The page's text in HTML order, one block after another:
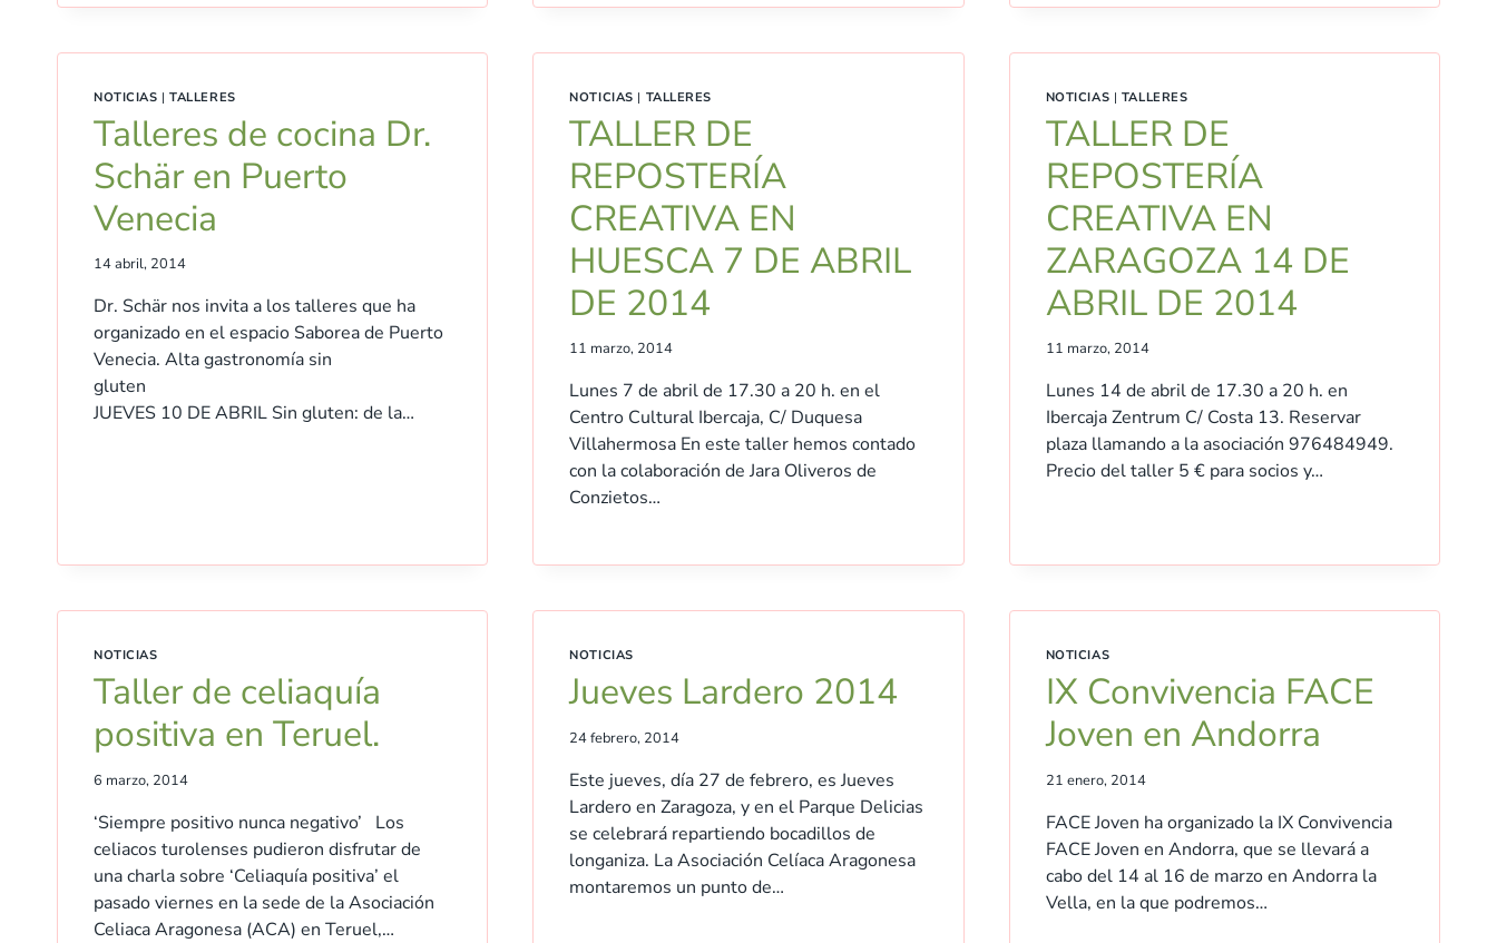
NOTICIAS |TALLERES
Talleres de cocina Dr.
Schär en Puerto
Venecia
14 abril, 2014
Dr. Schär nos invita a los talleres que ha
organizado en el espacio Saborea de Puerto
Venecia. Alta gastronomía sin
gluten
JUEVES 10 DE ABRIL Sin gluten: de la…
NOTICIAS | TALLERES
TALLER DE
REPOSTERÍA
CREATIVA EN
HUESCA 7 DE ABRIL
DE 2014
11 marzo, 2014
Lunes 7 de abril de 17.30 a 20 h. en el
Centro Cultural Ibercaja, C/ Duquesa
Villahermosa En este taller hemos contado
con la colaboración de Jara Oliveros de
Conzietos…
NOTICIAS | TALLERES
TALLER DE
REPOSTERÍA
CREATIVA EN
ZARAGOZA 14 DE
ABRIL DE 2014
11 marzo, 2014
Lunes 14 de abril de 17.30 a 20 h. en
Ibercaja Zentrum C/ Costa 13. Reservar
plaza llamando a la asociación 976484949.
Precio del taller 5 € para socios y…
NOTICIAS
Taller de celiaquía
positiva en Teruel.
6 marzo, 2014
‘Siempre positivo nunca negativo’ Los
celiacos turolenses pudieron disfrutar de
una charla sobre ‘Celiaquía positiva’ el
pasado viernes en la sede de la Asociación
Celiaca Aragonesa (ACA) en Teruel,…
NOTICIAS
Jueves Lardero 2014
24 febrero, 2014
Este jueves, día 27 de febrero, es Jueves
Lardero en Zaragoza, y en el Parque Delicias
se celebrará repartiendo bocadillos de
longaniza. La Asociación Celíaca Aragonesa
montaremos un punto de…
NOTICIAS
IX Convivencia FACE
Joven en Andorra
21 enero, 2014
FACE Joven ha organizado la IX Convivencia
FACE Joven en Andorra, que se llevará a
cabo del 14 al 16 de marzo en Andorra la
Vella, en la que podremos…